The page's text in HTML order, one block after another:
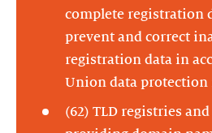
complete registration
prevent and correct
registration data in
Union data protection
(62) TLD registries